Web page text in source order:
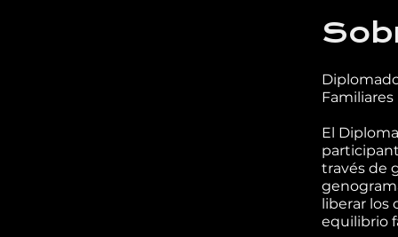
Familiares
El
través de
liberar los
equilibrio